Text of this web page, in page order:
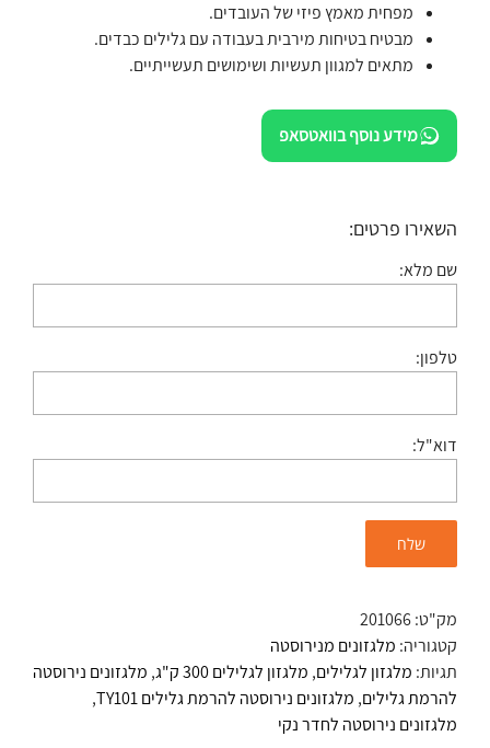
מפחית מאמץ פיזי של העובדים.
מבטיח בטיחות מירבית בעבודה עם גלילים כבדים.
מתאים למגוון תעשיות ושימושים תעשייתיים.
מידע נוסף בוואטסאפ
השאירו פרטים:
שם מלא:
טלפון:
דוא"ל:
מק"ט:201066
קטגוריה: מלגזונים מנירוסטה
תגיות: מלגזון לגלילים, מלגזון לגלילים 300 ק"ג , מלגזונים נירוסטה
להרמת גלילים, מלגזונים נירוסטה להרמת גלילים TY101
,
מלגזונים נירוסטה לחדר נקי